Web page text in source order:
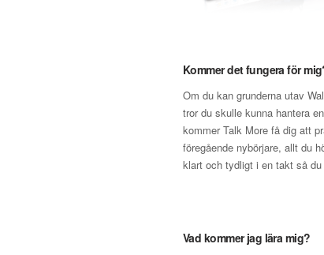
Kommer det fungera för
Om du kan grunderna utav
tror du skulle kunna hantera
kommer Talk More få dig att
föregående nybörjare, allt du
klart och tydligt i en takt så
Vad kommer jag lära mig?